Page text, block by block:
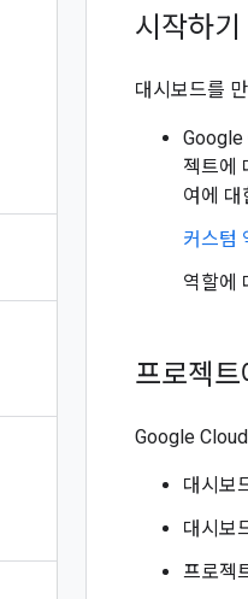
시작하기
대시보드를
Google
젝트에
여에 대
커스텀
역할에
프로젝
Google
대시보
대시보
프로젝